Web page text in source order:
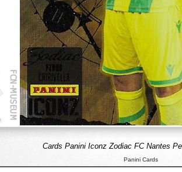
Cards Panini Iconz Zodiac FC Nantes
Panini Cards